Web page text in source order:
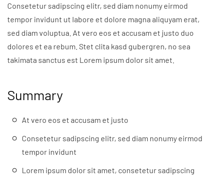
Consetetur sadipscing elitr, sed diam nonumy eirmod
tempor invidunt ut labore et dolore magna aliquyam erat,
sed diam voluptua. At vero eos et accusam et justo duo
dolores et ea rebum. Stet clita kasd gubergren, no sea
takimata sanctus est Lorem ipsum dolor sit amet.
Summary
At vero eos et accusam et justo
Consetetur sadipscing elitr, sed diam nonumy eirmod
tempor invidunt
Lorem ipsum dolor sit amet, consetetur sadipscing